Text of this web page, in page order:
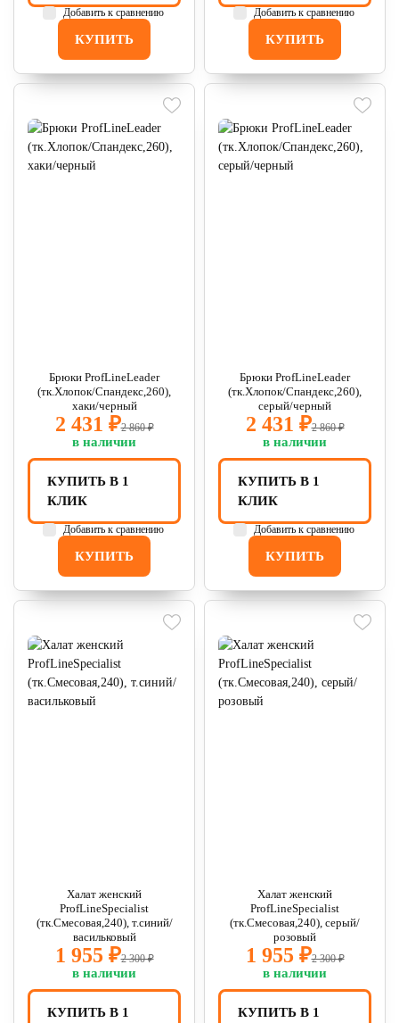
КУПИТЬ
Добавить к сравнению
КУПИТЬ
Добавить к сравнению
Брюки ProfLineLeader
(тк.Хлопок/Спандекс,260),
хаки/черный
2 431 ₽2 860 ₽
в наличии
КУПИТЬ
КУПИТЬ В 1
КЛИК
Добавить к сравнению
Брюки ProfLineLeader
(тк.Хлопок/Спандекс,260),
серый/черный
2 431 ₽2 860 ₽
в наличии
КУПИТЬ
КУПИТЬ В 1
КЛИК
Добавить к сравнению
Халат женский
ProfLineSpecialist
(тк.Смесовая,240), т.синий/
васильковый
1 955 ₽2 300 ₽
в наличии
КУПИТЬ В 1
Халат женский
ProfLineSpecialist
(тк.Смесовая,240), серый/
розовый
1 955 ₽2 300 ₽
в наличии
КУПИТЬ В 1